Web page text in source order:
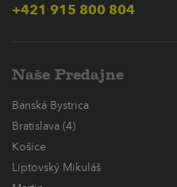
+421 915 800 804
Naše Predajne
Banská Bystrica
Bratislava (4)
Košice
Liptovský Mikuláš